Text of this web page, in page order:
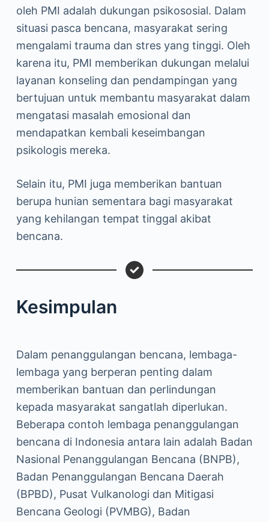
oleh PMI adalah dukungan psikososial. Dalam
situasi pasca bencana, masyarakat sering
mengalami trauma dan stres yang tinggi. Oleh
karena itu, PMI memberikan dukungan melalui
layanan konseling dan pendampingan yang
bertujuan untuk membantu masyarakat dalam
mengatasi masalah emosional dan
mendapatkan kembali keseimbangan
psikologis mereka.
Selain itu, PMI juga memberikan bantuan
berupa hunian sementara bagi masyarakat
yang kehilangan tempat tinggal akibat
bencana.
Kesimpulan
Dalam penanggulangan bencana, lembaga-
lembaga yang berperan penting dalam
memberikan bantuan dan perlindungan
kepada masyarakat sangatlah diperlukan.
Beberapa contoh lembaga penanggulangan
bencana di Indonesia antara lain adalah Badan
Nasional Penanggulangan Bencana (BNPB),
Badan Penanggulangan Bencana Daerah
(BPBD), Pusat Vulkanologi dan Mitigasi
Bencana Geologi (PVMBG), Badan